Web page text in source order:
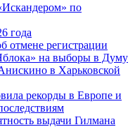
по
года
отмене регистрации
на выборы в Думу
в Харьковской
рекорды в Европе и
выдачи Гилмана